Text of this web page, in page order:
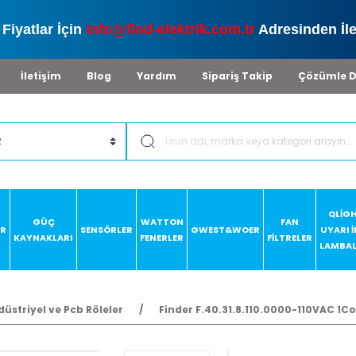
Fiyatlar İçin info@find-elektrik.com.trAdresinden
İletişim Blog Yardım Sipariş Takip Çözümle
GÜÇ
KAYNAKLARI
SENSÖRLER
WATTON
FENERLER
GWEST&WOER
FAN
FİLTRELER
UYARI
ve Pcb Röleler Finder F.40.31.8.110.0000-110VAC